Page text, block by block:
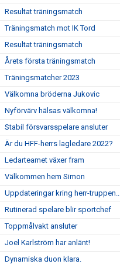
Resultat träningsmatch
Träningsmatch mot IK Tord
Resultat träningsmatch
Årets första träningsmatch
Träningsmatcher 2023
Välkomna bröderna Jukovic
Nyförvärv hälsas välkomna!
Stabil försvarsspelare ansluter
Är du HFF-herrs lagledare 2022?
Ledarteamet växer fram
Välkommen hem Simon
Uppdateringar kring herr-truppen..
Rutinerad spelare blir sportchef
Toppmålvakt ansluter
Joel Karlström har anlänt!
Dynamiska duon klara.